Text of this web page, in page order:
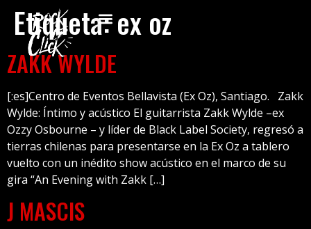
Etiqueta:ex oz
ZAKK WYLDE
[:es]Centro de Eventos Bellavista (Ex Oz), Santiago. Zakk
Wylde: Íntimo y acústico El guitarrista Zakk Wylde –ex
Ozzy Osbourne – y líder de Black Label Society, regresó a
tierras chilenas para presentarse en la Ex Oz a tablero
vuelto con un inédito show acústico en el marco de su
gira “An Evening with Zakk […]
J MASCIS